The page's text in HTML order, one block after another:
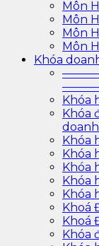
Môn
Môn
Môn
Môn
Khóa
————-
Khóa
Khóa
Khóa
Khóa
Khóa
Khóa
Khóa
Khoá
Khoá
Khóa